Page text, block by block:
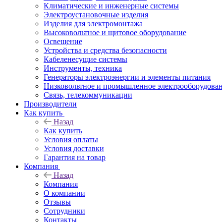
Климатические и инженерные системы
Электроустановочные изделия
Изделия для электромонтажа
Высоковольтное и щитовое оборудование
Освещение
Устройства и средства безопасности
Кабеленесущие системы
Инструменты, техника
Генераторы электроэнергии и элементы питания
Низковольтное и промышленное
Связь, телекоммуникации
Производители
Как купить
Назад
Как купить
Условия оплаты
Условия доставки
Гарантия на товар
Компания
Назад
Компания
О компании
Отзывы
Сотрудники
Контакты